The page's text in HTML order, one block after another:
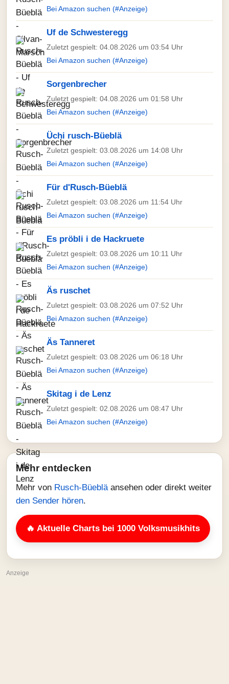
Bei Amazon suchen (#Anzeige)
Uf de Schwesteregg
Zuletzt gespielt: 04.08.2026 um 03:54 Uhr
Bei Amazon suchen (#Anzeige)
Sorgenbrecher
Zuletzt gespielt: 04.08.2026 um 01:58 Uhr
Bei Amazon suchen (#Anzeige)
Üchi rusch-Büeblä
Zuletzt gespielt: 03.08.2026 um 14:08 Uhr
Bei Amazon suchen (#Anzeige)
Für d'Rusch-Büeblä
Zuletzt gespielt: 03.08.2026 um 11:54 Uhr
Bei Amazon suchen (#Anzeige)
Es pröbli i de Hackruete
Zuletzt gespielt: 03.08.2026 um 10:11 Uhr
Bei Amazon suchen (#Anzeige)
Äs ruschet
Zuletzt gespielt: 03.08.2026 um 07:52 Uhr
Bei Amazon suchen (#Anzeige)
Äs Tanneret
Zuletzt gespielt: 03.08.2026 um 06:18 Uhr
Bei Amazon suchen (#Anzeige)
Skitag i de Lenz
Zuletzt gespielt: 02.08.2026 um 08:47 Uhr
Bei Amazon suchen (#Anzeige)
Mehr entdecken
Mehr von Rusch-Büeblä ansehen oder direkt weiter
den Sender hören.
🔥 Aktuelle Charts bei 1000 Volksmusikhits
Anzeige